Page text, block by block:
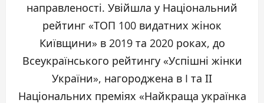
направленості. Увійшла у Національний
рейтинг «ТОП 100 видатних жінок
Київщини» в 2019 та 2020 роках, до
Всеукраїнського рейтингу «Успішні жінки
України», нагороджена в I та ІІ
Національних преміях «Найкраща українка